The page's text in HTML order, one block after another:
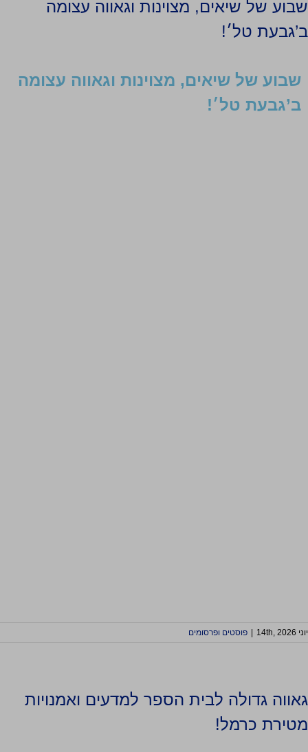
שבוע של שיאים, מצוינות וגאווה עצומה
ב’גבעת טל׳!
שבוע של שיאים, מצוינות וגאווה עצומה
ב’גבעת טל׳!
יוני 14th, 2026 פוסטים ופרסומים
גאווה גדולה לבית הספר למדעים ואמנויות
מטירת כרמל!